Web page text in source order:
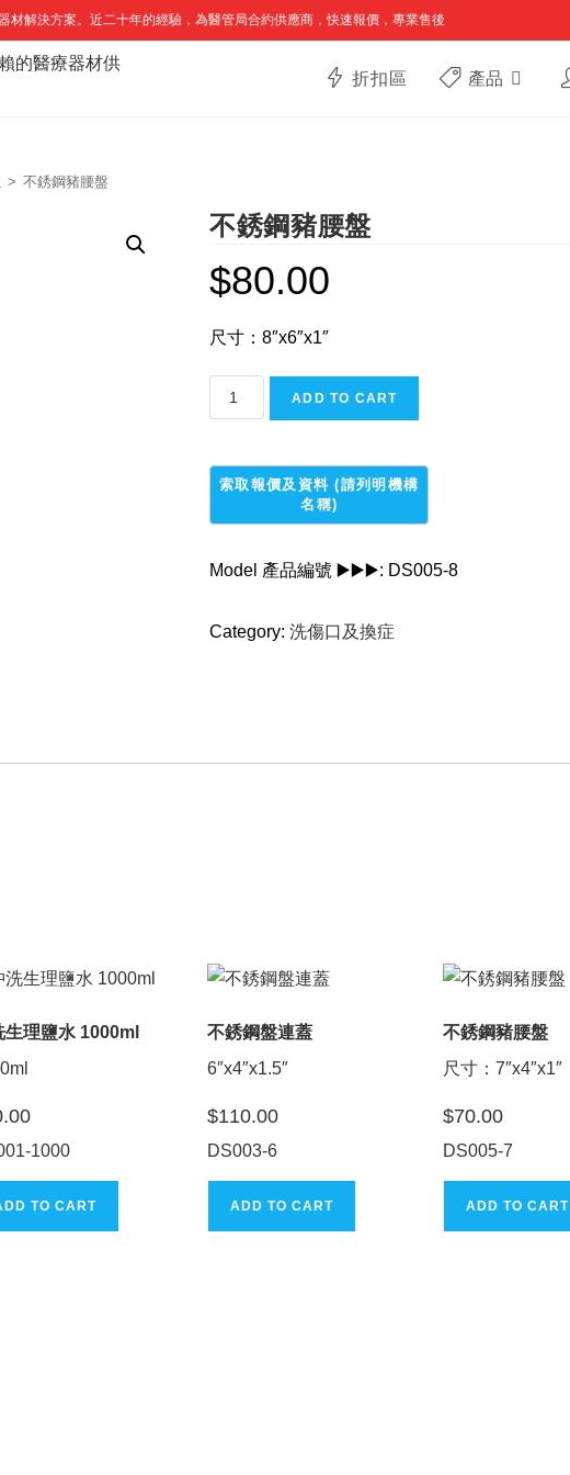
材解決方案。近二十年的經驗，為醫管局合約供應商，快速報價，專業售後
折扣區 產品
> 不銹鋼豬腰盤
不銹鋼豬腰盤
$80.00
尺寸：8″x6″x1″
銹
豬
腰
盤
ADD TO CART
Model 產品編號 ▶️▶️▶️: DS005-8
Category:洗傷口及換症
生理鹽水 1000ml
1000
TO CART
不銹鋼盤連蓋
6″x4″x1.5″
$110.00
DS003-6
ADD TO CART
不銹鋼豬腰盤
尺寸：7″x4″x1″
$70.00
DS005-7
ADD TO CART